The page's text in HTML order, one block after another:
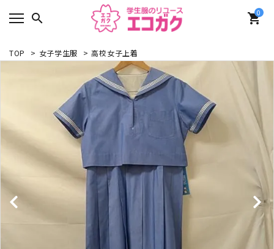
search 0
shopping_cart
TOP > 女子学生服 > 高校女子上着